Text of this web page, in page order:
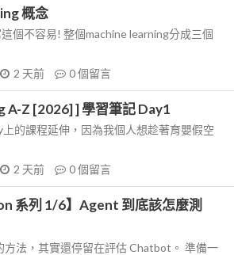
概念
個不容易! 整個machine learning分成三個
2 天前 0個留言
A-Z [2026] ] 學習筆記 Day1
的課程延伸，因為我個人想趁著育嬰假空
2 天前 0個留言
系列 1/6】Agent 到底該怎麼測
法，其實還停留在評估 Chatbot。 準備一